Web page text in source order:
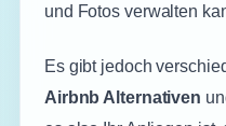
und Fotos verwalten
Es gibt jedoch
Airbnb Alternativen